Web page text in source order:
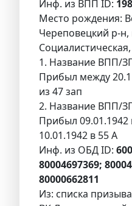
Инф. из ВПП ID:
Место рождения:
Череповецкий р-н,
1. Название ВПП/
Прибыл между
из 47 зап
2. Название ВПП/
Прибыл
10.01.1942 в 55 А
Инф. из ОБД ID:
80004697369;
80000662811
Из: списка